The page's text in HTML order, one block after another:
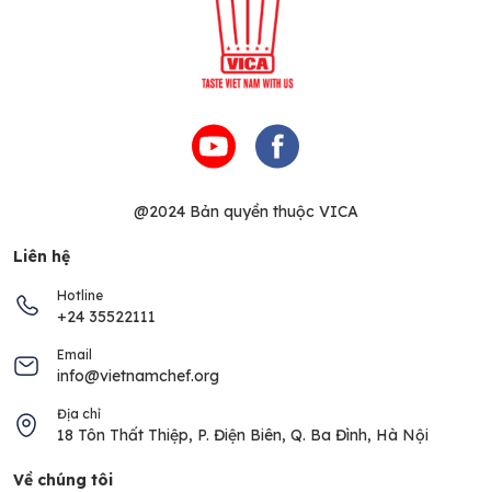
@2024 Bản quyền thuộc VICA
Liên hệ
Hotline
+24 35522111
Email
info@vietnamchef.org
Địa chỉ
18 Tôn Thất Thiệp, P. Điện Biên, Q. Ba Đình, Hà Nội
Về chúng tôi